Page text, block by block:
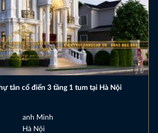
tân cổ điển 3 tầng 1 tum tại Hà Nội
anh Minh
Hà Nội